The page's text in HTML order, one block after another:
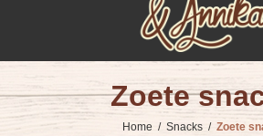
Zoete
Home / Snacks / Zoete